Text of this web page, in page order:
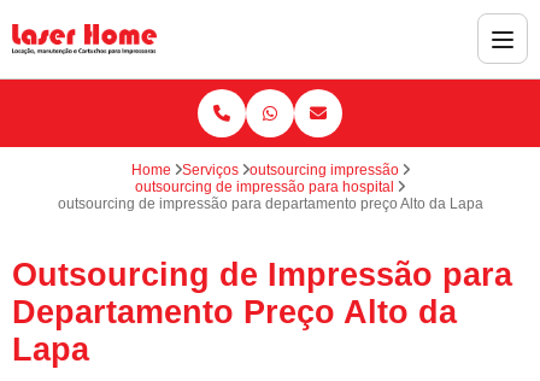
Home Serviços
outsourcing impressão
outsourcing de impressão para hospital
outsourcing de impressão para departamento preço Alto da Lapa
Outsourcing de Impressão para
Departamento Preço Alto da
Lapa